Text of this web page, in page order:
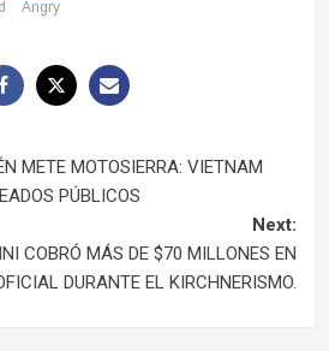
Angry
METE MOTOSIERRA: VIETNAM
PÚBLICOS
Next:
COBRÓ MÁS DE $70 MILLONES EN
DURANTE EL KIRCHNERISMO.